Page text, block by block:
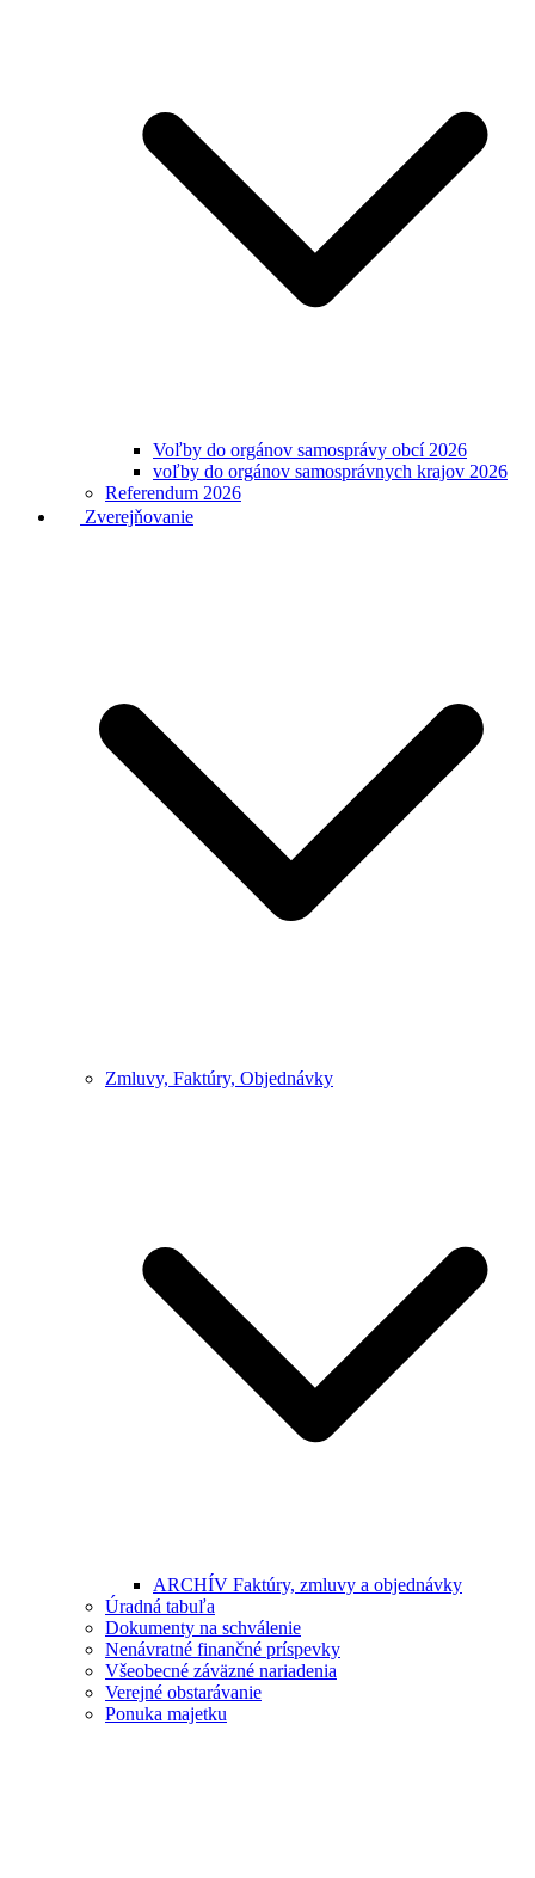
Voľby do orgánov samosprávy obcí 2026
voľby do orgánov samosprávnych krajov 2026
Referendum 2026
Zverejňovanie
Zmluvy, Faktúry, Objednávky
ARCHÍV Faktúry, zmluvy a objednávky
Úradná tabuľa
Dokumenty na schválenie
Nenávratné finančné príspevky
Všeobecné záväzné nariadenia
Verejné obstarávanie
Ponuka majetku